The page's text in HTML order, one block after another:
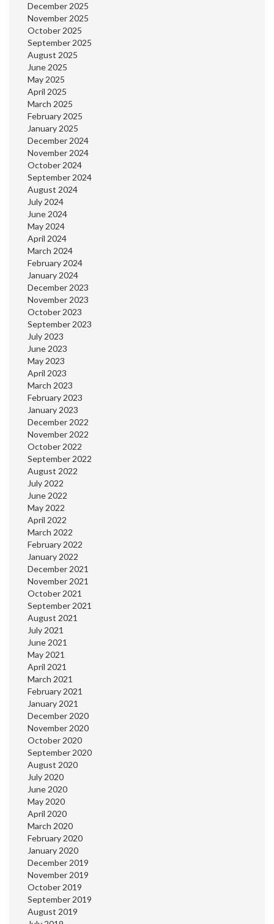
December 2025
November 2025
October 2025
September 2025
August 2025
June 2025
May 2025
April 2025
March 2025
February 2025
January 2025
December 2024
November 2024
October 2024
September 2024
August 2024
July 2024
June 2024
May 2024
April 2024
March 2024
February 2024
January 2024
December 2023
November 2023
October 2023
September 2023
July 2023
June 2023
May 2023
April 2023
March 2023
February 2023
January 2023
December 2022
November 2022
October 2022
September 2022
August 2022
July 2022
June 2022
May 2022
April 2022
March 2022
February 2022
January 2022
December 2021
November 2021
October 2021
September 2021
August 2021
July 2021
June 2021
May 2021
April 2021
March 2021
February 2021
January 2021
December 2020
November 2020
October 2020
September 2020
August 2020
July 2020
June 2020
May 2020
April 2020
March 2020
February 2020
January 2020
December 2019
November 2019
October 2019
September 2019
August 2019